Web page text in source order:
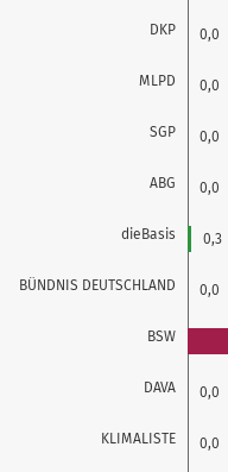
DKP
MLPD
SGP
ABG
dieBasis
BÜNDNIS DEUTSCHLAND
BSW
DAVA
KLIMALISTE
0,0
0,0
0,0
0,0
0,3
0,0
0,0
0,0